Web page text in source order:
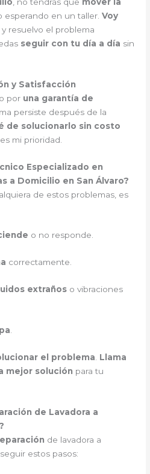
esperando en un taller.Voy
y resuelvo el problema
seguir con tu día a día sin
y Satisfacción
por una garantía de
persiste después de la
de solucionarlo sin costo
mi prioridad.
Especializado en
a Domicilio en San Álvaro?
de estos problemas, es
o no responde.
correctamente.
extraños o vibraciones
el problema Llama
mejor solución para tu
de Lavadora a
de lavadora a
estos pasos: